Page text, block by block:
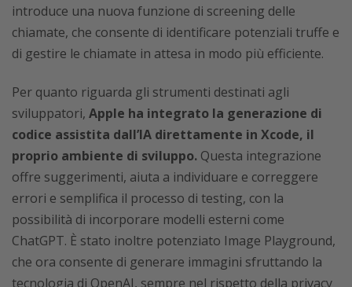
introduce una nuova funzione di screening delle
chiamate, che consente di identificare potenziali truffe e
di gestire le chiamate in attesa in modo più efficiente.
Per quanto riguarda gli strumenti destinati agli
sviluppatori, Apple ha integrato la generazione di
codice assistita dall’IA direttamente in Xcode, il
proprio ambiente di sviluppo. Questa integrazione
offre suggerimenti, aiuta a individuare e correggere
errori e semplifica il processo di testing, con la
possibilità di incorporare modelli esterni come
ChatGPT. È stato inoltre potenziato Image Playground,
che ora consente di generare immagini sfruttando la
tecnologia di OpenAI, sempre nel rispetto della privacy